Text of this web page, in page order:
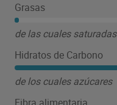
Grasas
de las cuales saturadas
Hidratos de Carbono
de los cuales azúcares